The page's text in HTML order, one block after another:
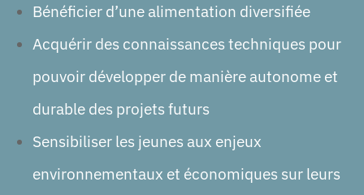
Bénéficier d’une alimentation diversifiée
Acquérir des connaissances techniques pour
pouvoir développer de manière autonome et
durable des projets futurs
Sensibiliser les jeunes aux enjeux
environnementaux et économiques sur leurs